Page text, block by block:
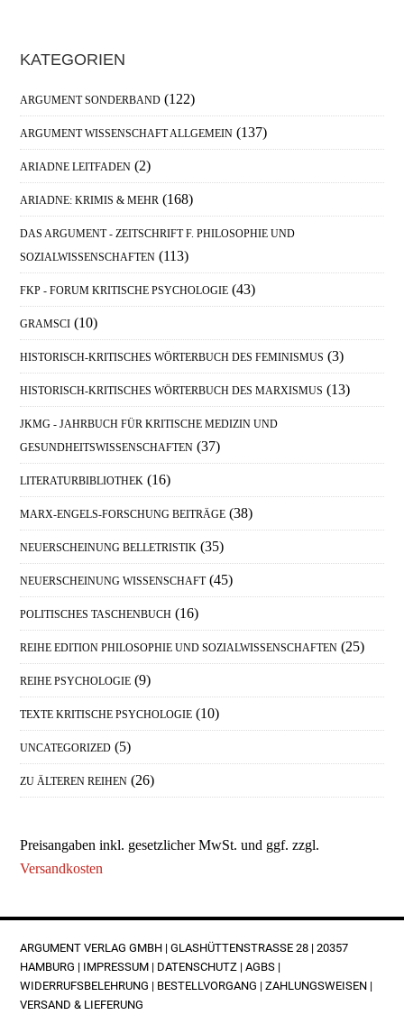
Haupt-
Sidebar
KATEGORIEN
ARGUMENT SONDERBAND (122)
ARGUMENT WISSENSCHAFT ALLGEMEIN (137)
ARIADNE LEITFADEN (2)
ARIADNE: KRIMIS & MEHR (168)
DAS ARGUMENT - ZEITSCHRIFT F. PHILOSOPHIE UND
SOZIALWISSENSCHAFTEN (113)
FKP - FORUM KRITISCHE PSYCHOLOGIE (43)
GRAMSCI (10)
HISTORISCH-KRITISCHES WÖRTERBUCH DES FEMINISMUS (3)
HISTORISCH-KRITISCHES WÖRTERBUCH DES MARXISMUS (13)
JKMG - JAHRBUCH FÜR KRITISCHE MEDIZIN UND
GESUNDHEITSWISSENSCHAFTEN (37)
LITERATURBIBLIOTHEK (16)
MARX-ENGELS-FORSCHUNG BEITRÄGE (38)
NEUERSCHEINUNG BELLETRISTIK (35)
NEUERSCHEINUNG WISSENSCHAFT (45)
POLITISCHES TASCHENBUCH (16)
REIHE EDITION PHILOSOPHIE UND SOZIALWISSENSCHAFTEN (25)
REIHE PSYCHOLOGIE (9)
TEXTE KRITISCHE PSYCHOLOGIE (10)
UNCATEGORIZED (5)
ZU ÄLTEREN REIHEN (26)
Preisangaben inkl. gesetzlicher MwSt. und ggf. zzgl.
Versandkosten
FOOTER
ARGUMENT VERLAG GMBH | GLASHÜTTENSTRASSE 28 | 20357 H
AMBURG | IMPRESSUM | DATENSCHUTZ |AGBS |
WIDERRUFSBELEHRUNG | BESTELLVORGANG |ZAHLUNGSWEISEN |
VERSAND & LIEFERUNG